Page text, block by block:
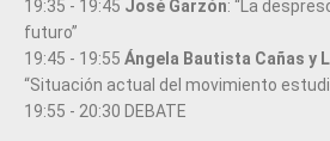
19:35 - 19:45 José Garzón: “La
futuro”
19:45 - 19:55 Ángela Bautista Cañas y
“Situación actual del movimiento
19:55 - 20:30 DEBATE